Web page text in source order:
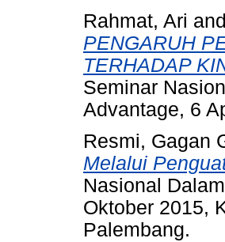
Rahmat, Ari and
PENGARUH
TERHADAP
Seminar
Advantage, 6
Resmi, Gagan
Melalui
Nasional
Oktober 2015,
Palembang.